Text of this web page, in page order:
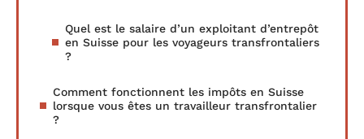
Quel est le salaire d’un exploitant d’entrepôt
en Suisse pour les voyageurs transfrontaliers
?
Comment fonctionnent les impôts en Suisse
lorsque vous êtes un travailleur transfrontalier
?